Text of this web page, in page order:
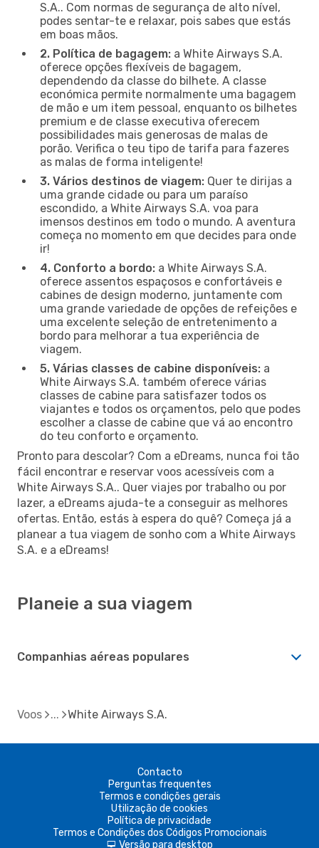
S.A.. Com normas de segurança de alto nível,
podes sentar-te e relaxar, pois sabes que estás
em boas mãos.
2. Política de bagagem: a White Airways S.A.
oferece opções flexíveis de bagagem,
dependendo da classe do bilhete. A classe
económica permite normalmente uma bagagem
de mão e um item pessoal, enquanto os bilhetes
premium e de classe executiva oferecem
possibilidades mais generosas de malas de
porão. Verifica o teu tipo de tarifa para fazeres
as malas de forma inteligente!
3. Vários destinos de viagem: Quer te dirijas a
uma grande cidade ou para um paraíso
escondido, a White Airways S.A. voa para
imensos destinos em todo o mundo. A aventura
começa no momento em que decides para onde
ir!
4. Conforto a bordo: a White Airways S.A.
oferece assentos espaçosos e confortáveis e
cabines de design moderno, juntamente com
uma grande variedade de opções de refeições e
uma excelente seleção de entretenimento a
bordo para melhorar a tua experiência de
viagem.
5. Várias classes de cabine disponíveis: a
White Airways S.A. também oferece várias
classes de cabine para satisfazer todos os
viajantes e todos os orçamentos, pelo que podes
escolher a classe de cabine que vá ao encontro
do teu conforto e orçamento.
Pronto para descolar? Com a eDreams, nunca foi tão
fácil encontrar e reservar voos acessíveis com a
White Airways S.A.. Quer viajes por trabalho ou por
lazer, a eDreams ajuda-te a conseguir as melhores
ofertas. Então, estás à espera do quê? Começa já a
planear a tua viagem de sonho com a White Airways
S.A. e a eDreams!
Planeie a sua viagem
Companhias aéreas populares
Voos White Airways S.A.
Contacto
Perguntas frequentes
Termos e condições gerais
Utilização de cookies
Política de privacidade
Termos e Condições dos Códigos Promocionais
d Versão para desktop